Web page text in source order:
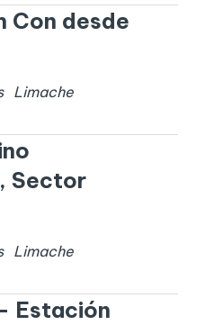
Con desde
Limache
Sector
Limache
Estación